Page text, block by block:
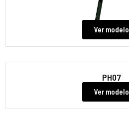
Ver modelo
PH07
Ver modelo